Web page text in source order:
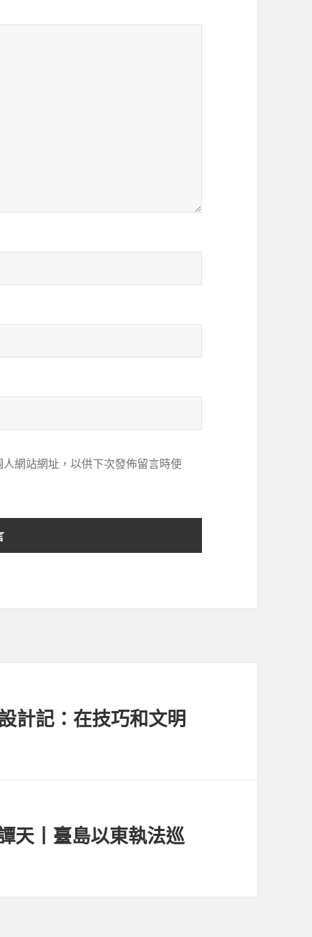
網站網址，以供下次發佈留言時使
計記：在技巧和文明
天丨臺島以東執法巡